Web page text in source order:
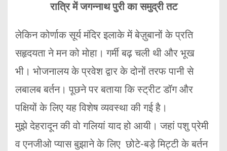
रात्रि में जगन्नाथ पुरी का समुद्री तट
लेकिन कोर्णाक सूर्य मंदिर इलाके में बेज़ुबानों के प्रति
सहृदयता ने मन को मोहा। गर्मी बढ़ चली थी और भूख
भी। भोजनालय के प्रवेश द्वार के दोनों तरफ पानी से
लबालब बर्तन। पूछने पर बताया कि स्ट्रीट डॉग और
पक्षियों के लिए यह विशेष व्यवस्था की गई है।
मुझे देहरादून की वो गलियां याद हो आयी। जहां पशु प्रेमी
व एनजीओ प्यास बुझाने के लिए छोटे-बड़े मिट्टी के बर्तन